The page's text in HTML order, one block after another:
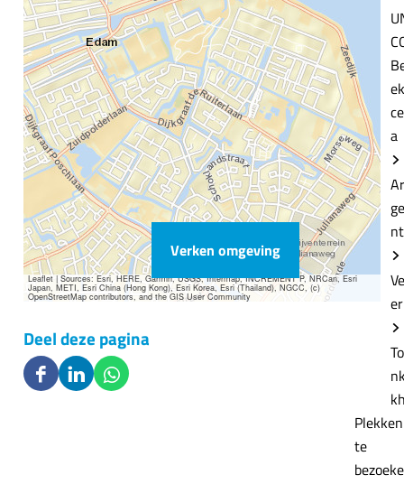
a
er
te
Leaflet|Sources: Esri, HERE, Garmin, USGS, Intermap, INCREMENT P, NRCan, Esri
Japan, METI, Esri China (Hong Kong), Esri Korea, Esri (Thailand), NGCC, (c)
OpenStreetMap contributors, and the GIS User Community
Verken omgeving
Deel deze pagina
D
D
D